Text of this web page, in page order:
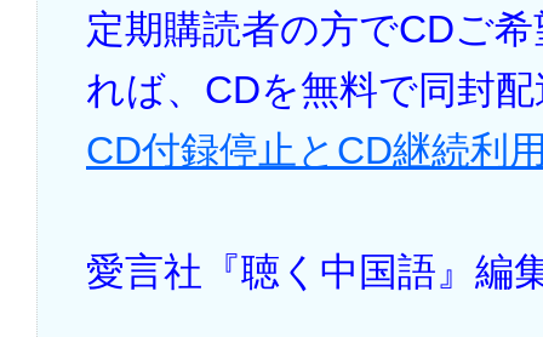
定期購読者の方でCDご
れば、CDを無料で同封
CD付録停止とCD継続利
愛言社『聴く中国語』編